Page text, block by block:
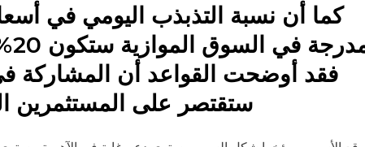
كما أن نسبة التذبذب اليومي في
فقد أوضحت القواعد أن المشاركة
ستقتصر على المستثمرين